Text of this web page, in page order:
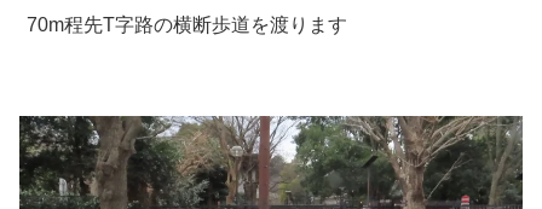
70m程先T字路の横断歩道を渡ります